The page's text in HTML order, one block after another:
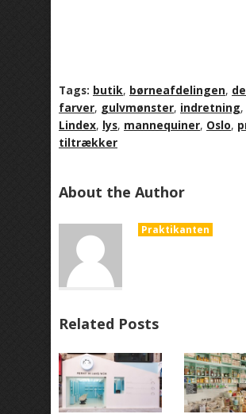
Tags: butik, børneafdelingen,
farver, gulvmønster, indretning,
Lindex, lys, mannequiner, Oslo,
tiltrækker
About the Author
Praktikanten
Related Posts